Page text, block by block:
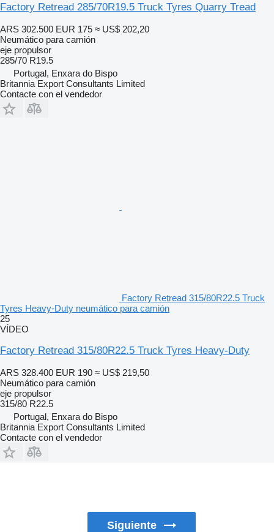
Factory Retread 285/70R19.5 Truck Tyres Quarry Tread
ARS 302.500 EUR 175 ≈ US$ 202,20
Neumático para camión
eje propulsor
285/70 R19.5
Portugal, Enxara do Bispo
Britannia Export Consultants Limited
Contacte con el vendedor
Factory Retread 315/80R22.5 Truck
Tyres Heavy-Duty neumático para camión
25
VÍDEO
Factory Retread 315/80R22.5 Truck Tyres Heavy-Duty
ARS 328.400 EUR 190 ≈ US$ 219,50
Neumático para camión
eje propulsor
315/80 R22.5
Portugal, Enxara do Bispo
Britannia Export Consultants Limited
Contacte con el vendedor
Siguiente